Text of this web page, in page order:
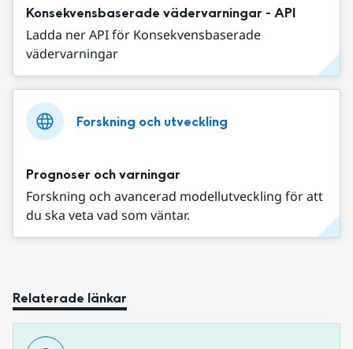
Konsekvensbaserade vädervarningar - API
Ladda ner API för Konsekvensbaserade
vädervarningar
Forskning och utveckling
Prognoser och varningar
Forskning och avancerad modellutveckling för att
du ska veta vad som väntar.
Relaterade länkar